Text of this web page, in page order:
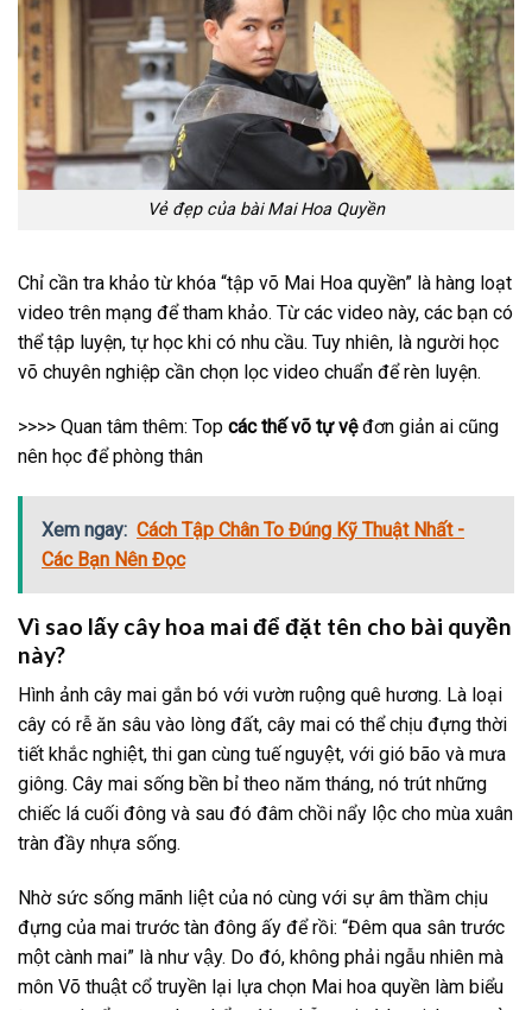
Vẻ đẹp của bài Mai Hoa Quyền
Chỉ cần tra khảo từ khóa “tập võ Mai Hoa quyền” là hàng loạt
video trên mạng để tham khảo. Từ các video này, các bạn có
thể tập luyện, tự học khi có nhu cầu. Tuy nhiên, là người học
võ chuyên nghiệp cần chọn lọc video chuẩn để rèn luyện.
>>>> Quan tâm thêm: Top các thế võ tự vệđơn giản ai cũng
nên học để phòng thân
Xem ngay: Cách Tập Chân To Đúng Kỹ Thuật Nhất -
Các Bạn Nên Đọc
Vì sao lấy cây hoa mai để đặt tên cho bài quyền
này?
Hình ảnh cây mai gắn bó với vườn ruộng quê hương. Là loại
cây có rễ ăn sâu vào lòng đất, cây mai có thể chịu đựng thời
tiết khắc nghiệt, thi gan cùng tuế nguyệt, với gió bão và mưa
giông. Cây mai sống bền bỉ theo năm tháng, nó trút những
chiếc lá cuối đông và sau đó đâm chồi nẩy lộc cho mùa xuân
tràn đầy nhựa sống.
Nhờ sức sống mãnh liệt của nó cùng với sự âm thầm chịu
đựng của mai trước tàn đông ấy để rồi: “Đêm qua sân trước
một cành mai” là như vậy. Do đó, không phải ngẫu nhiên mà
môn Võ thuật cổ truyền lại lựa chọn Mai hoa quyền làm biểu